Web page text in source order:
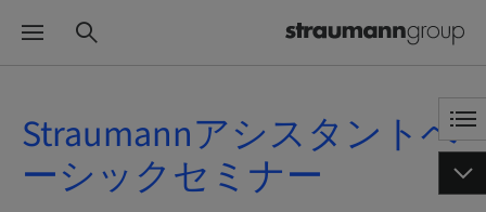
Straumannアシスタントベ
ーシックセミナー